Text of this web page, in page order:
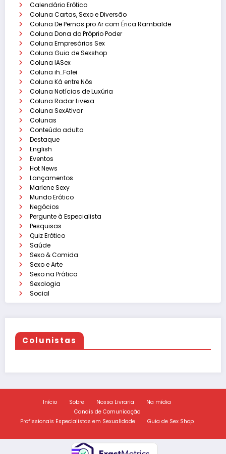
Calendário Erótico
Coluna Cartas, Sexo e Diversão
Coluna De Pernas pro Ar com Érica Rambalde
Coluna Dona do Próprio Poder
Coluna Empresários Sex
Coluna Guia de Sexshop
Coluna IASex
Coluna ih…Falei
Coluna Ká entre Nós
Coluna Notícias de Luxúria
Coluna Radar Livexa
Coluna SexAtivar
Colunas
Conteúdo adulto
Destaque
English
Eventos
Hot News
Lançamentos
Marlene Sexy
Mundo Erótico
Negócios
Pergunte à Especialista
Pesquisas
Quiz Erótico
Saúde
Sexo & Comida
Sexo e Arte
Sexo na Prática
Sexologia
Social
Colunistas
Início Sobre Nossa Livraria
Na mídia
Canais de Comunicação
Profissionais Especialistas em Sexualidade
Guia de Sex Shop